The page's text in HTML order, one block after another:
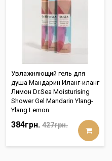
Увлажняющий гель для
душа Мандарин Иланг-иланг
Лимон Dr.Sea Moisturising
Shower Gel Mandarin Ylang-
Ylang Lemon
384грн. 427грн.